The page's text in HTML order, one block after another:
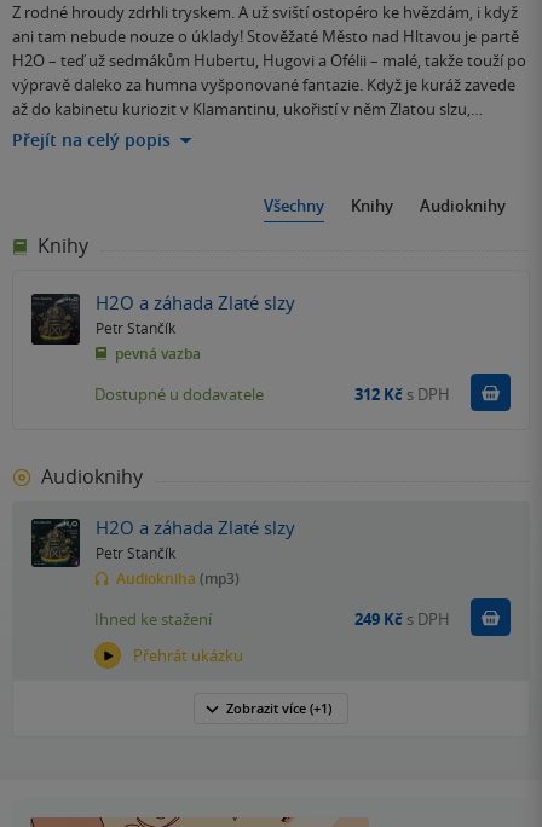
Z rodné hroudy zdrhli tryskem. A už sviští ostopéro ke hvězdám, i když
ani tam nebude nouze o úklady! Stověžaté Město nad Hltavou je partě
H2O – teď už sedmákům Hubertu, Hugovi a Ofélii – malé, takže touží po
výpravě daleko za humna vyšponované fantazie. Když je kuráž zavede
až do kabinetu kuriozit v Klamantinu, ukořistí v něm Zlatou slzu,…
Přejít na celý popis
Všechny Knihy Audioknihy
Knihy
H2O a záhada Zlaté slzy
Petr Stančík
pevná vazba
Dostupné u dodavatele 312 Kč s DPH
Audioknihy
H2O a záhada Zlaté slzy
Petr Stančík
Audiokniha (mp3)
Přehrát ukázku
Ihned ke stažení 249 Kč s DPH Koupit
Zobrazit více (+1)